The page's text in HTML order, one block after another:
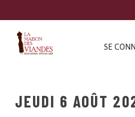
SE
JEUDI 6 AOÛT